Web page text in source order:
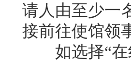
请人由至少一
接前往使馆领
如选择“